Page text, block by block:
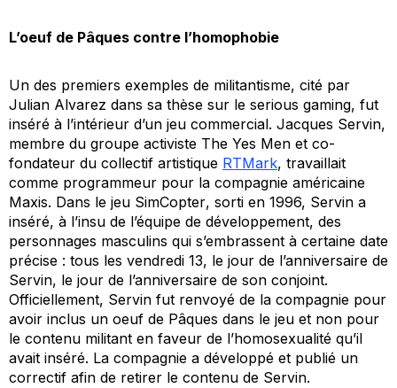
L’oeuf de Pâques contre l’homophobie
Un des premiers exemples de militantisme, cité par
Julian Alvarez dans sa thèse sur le serious gaming, fut
inséré à l’intérieur d’un jeu commercial. Jacques Servin,
membre du groupe activiste The Yes Men et co-
fondateur du collectif artistique RTMark, travaillait
comme programmeur pour la compagnie américaine
Maxis. Dans le jeu SimCopter, sorti en 1996, Servin a
inséré, à l’insu de l’équipe de développement, des
personnages masculins qui s’embrassent à certaine date
précise : tous les vendredi 13, le jour de l’anniversaire de
Servin, le jour de l’anniversaire de son conjoint.
Officiellement, Servin fut renvoyé de la compagnie pour
avoir inclus un oeuf de Pâques dans le jeu et non pour
le contenu militant en faveur de l’homosexualité qu’il
avait inséré. La compagnie a développé et publié un
correctif afin de retirer le contenu de Servin.